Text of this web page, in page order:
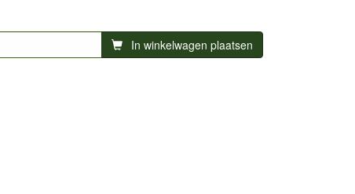
In winkelwagen plaatsen